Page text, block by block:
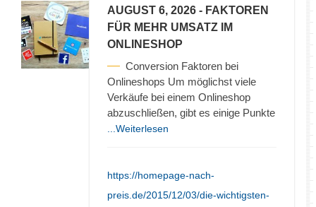
AUGUST 6, 2026 - FAKTOREN
FÜR MEHR UMSATZ IM
ONLINESHOP
Conversion Faktoren bei
Onlineshops Um möglichst viele
Verkäufe bei einem Onlineshop
abzuschließen, gibt es einige Punkte
...Weiterlesen
https://homepage-nach-
preis.de/2015/12/03/die-wichtigsten-